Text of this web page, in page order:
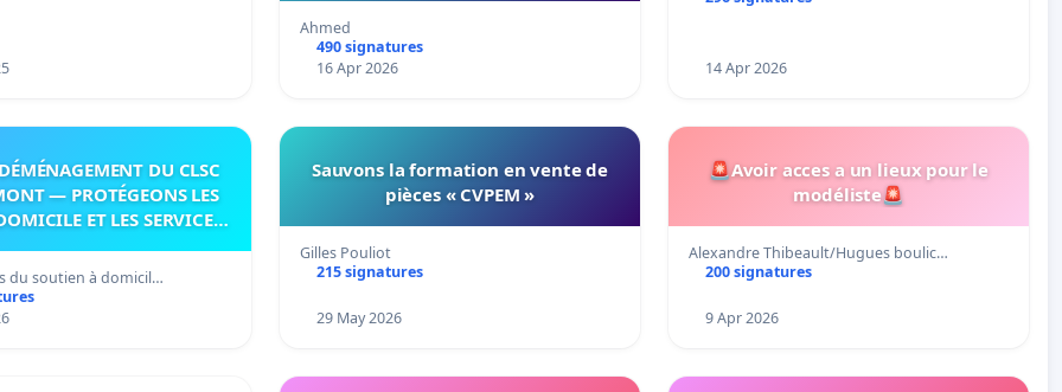
Ahmed
490 signatures
16 Apr 2026
14 Apr 2026
DU CLSC
— PROTÉGEONS LES
ET LES SERVICES
du soutien à domicil…
Sauvons la formation en vente de
pièces « CVPEM »
Gilles Pouliot
215 signatures
29 May 2026
🚨Avoir acces a un lieux pour le
modéliste🚨
Alexandre Thibeault/Hugues boulic…
200 signatures
9 Apr 2026